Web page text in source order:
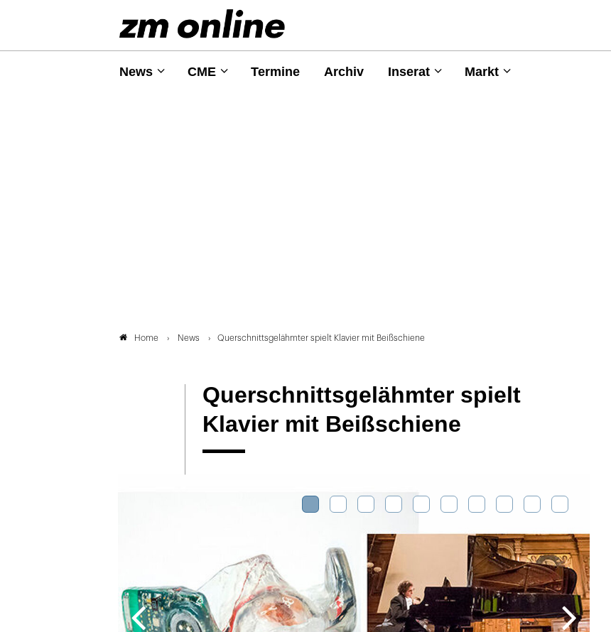
News CME Termine Archiv Inserat Markt
Home News Querschnittsgelähmter spielt Klavier mit Beißschiene
Querschnittsgelähmter spielt
Klavier mit Beißschiene